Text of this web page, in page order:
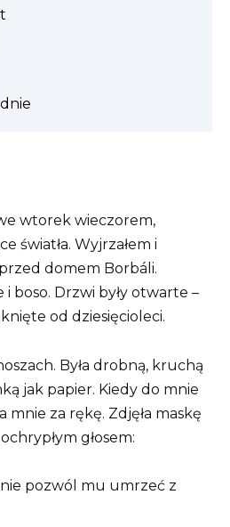
wtorek wieczorem,
światła. Wyjrzałem i
domem Borbáli.
i boso. Drzwi były otwarte –
od dziesięcioleci.
Była drobną, kruchą
jak papier. Kiedy do mnie
mnie za rękę. Zdjęła maskę
głosem:
pozwól mu umrzeć z